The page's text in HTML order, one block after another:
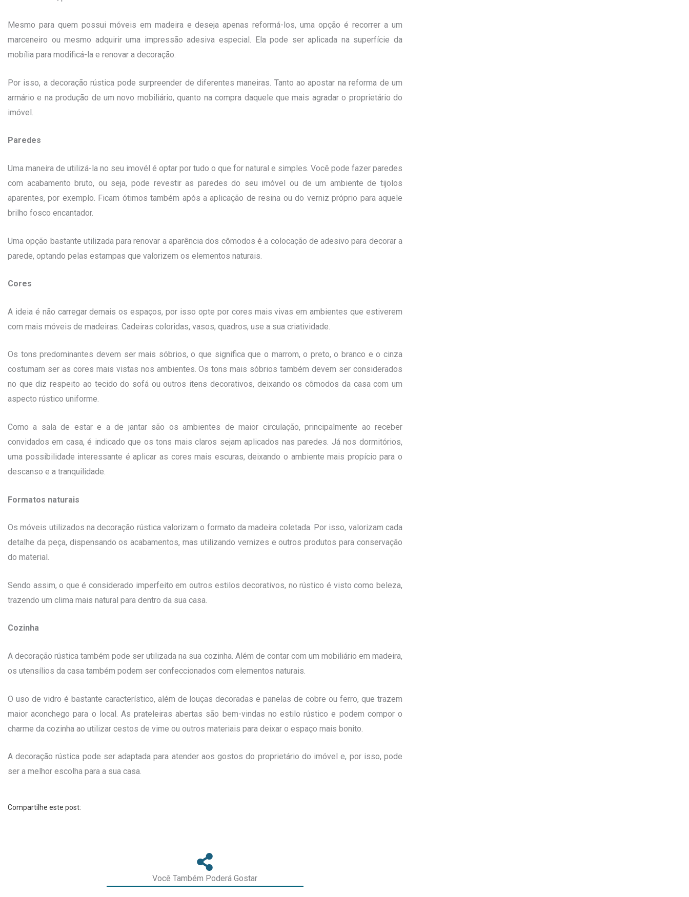
Mesmo para quem possui móveis em madeira e deseja apenas reformá-los, uma opção é recorrer a um
marceneiro ou mesmo adquirir uma impressão adesiva especial. Ela pode ser aplicada na superfície da
mobília para modificá-la e renovar a decoração.
Por isso, a decoração rústica pode surpreender de diferentes maneiras. Tanto ao apostar na reforma de um
armário e na produção de um novo mobiliário, quanto na compra daquele que mais agradar o proprietário do
imóvel.
Paredes
Uma maneira de utilizá-la no seu imovél é optar por tudo o que for natural e simples. Você pode fazer paredes
com acabamento bruto, ou seja, pode revestir as paredes do seu imóvel ou de um ambiente de tijolos
aparentes, por exemplo. Ficam ótimos também após a aplicação de resina ou do verniz próprio para aquele
brilho fosco encantador.
Uma opção bastante utilizada para renovar a aparência dos cômodos é a colocação de adesivo para decorar a
parede, optando pelas estampas que valorizem os elementos naturais.
Cores
A ideia é não carregar demais os espaços, por isso opte por cores mais vivas em ambientes que estiverem
com mais móveis de madeiras. Cadeiras coloridas, vasos, quadros, use a sua criatividade.
Os tons predominantes devem ser mais sóbrios, o que significa que o marrom, o preto, o branco e o cinza
costumam ser as cores mais vistas nos ambientes. Os tons mais sóbrios também devem ser considerados
no que diz respeito ao tecido do sofá ou outros itens decorativos, deixando os cômodos da casa com um
aspecto rústico uniforme.
Como a sala de estar e a de jantar são os ambientes de maior circulação, principalmente ao receber
convidados em casa, é indicado que os tons mais claros sejam aplicados nas paredes. Já nos dormitórios,
uma possibilidade interessante é aplicar as cores mais escuras, deixando o ambiente mais propício para o
descanso e a tranquilidade.
Formatos naturais
Os móveis utilizados na decoração rústica valorizam o formato da madeira coletada. Por isso, valorizam cada
detalhe da peça, dispensando os acabamentos, mas utilizando vernizes e outros produtos para conservação
do material.
Sendo assim, o que é considerado imperfeito em outros estilos decorativos, no rústico é visto como beleza,
trazendo um clima mais natural para dentro da sua casa.
Cozinha
A decoração rústica também pode ser utilizada na sua cozinha. Além de contar com um mobiliário em madeira,
os utensílios da casa também podem ser confeccionados com elementos naturais.
O uso de vidro é bastante característico, além de louças decoradas e panelas de cobre ou ferro, que trazem
maior aconchego para o local. As prateleiras abertas são bem-vindas no estilo rústico e podem compor o
charme da cozinha ao utilizar cestos de vime ou outros materiais para deixar o espaço mais bonito.
A decoração rústica pode ser adaptada para atender aos gostos do proprietário do imóvel e, por isso, pode
ser a melhor escolha para a sua casa.
Compartilhe este post:
Você Também Poderá Gostar